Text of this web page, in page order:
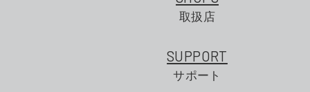
取扱店
SUPPORT
サポート